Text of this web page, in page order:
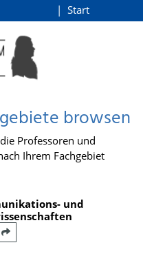
Start
browsen
Professoren und
Ihrem Fachgebiet
und